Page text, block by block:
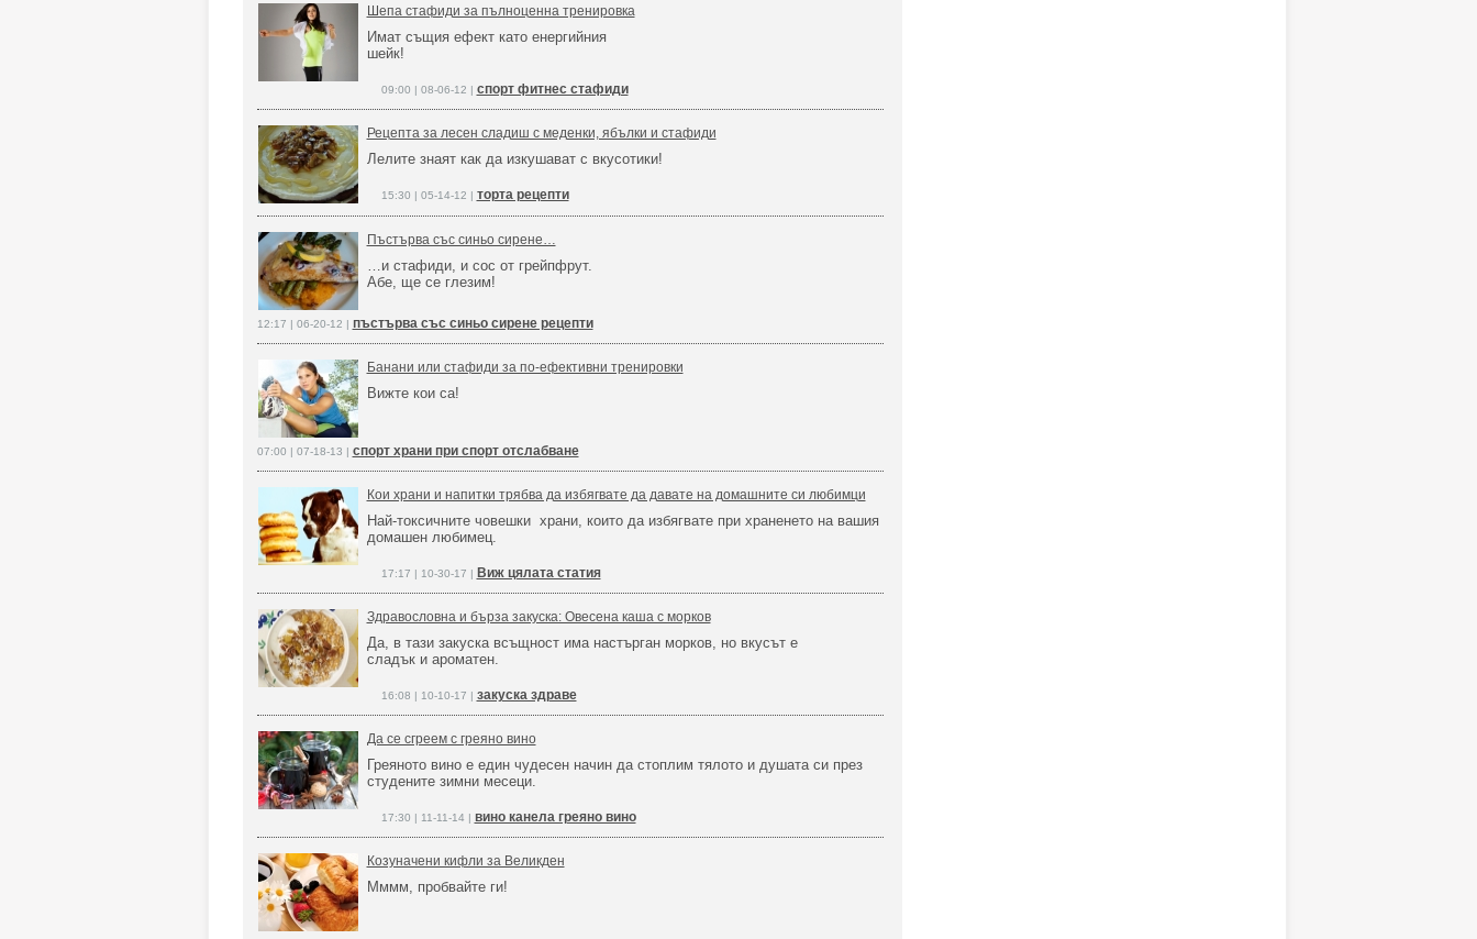
Шепа стафиди за пълноценна тренировка
Имат същия ефект като енергийния
шейк!
09:00 | 08-06-12 | спорт фитнес стафиди
Рецепта за лесен сладиш с меденки, ябълки и стафиди
Лелите знаят как да изкушават с вкусотики!
15:30 | 05-14-12 | торта рецепти
Пъстърва със синьо сирене…
…и стафиди, и сос от грейпфрут.
Абе, ще се глезим!
12:17 | 06-20-12 | пъстърва със синьо сирене рецепти
Банани или стафиди за по-ефективни тренировки
Вижте кои са!
07:00 | 07-18-13 | спорт храни при спорт отслабване
Кои храни и напитки трябва да избягвате да давате на домашните си любимци
Най-токсичните човешки храни, които да избягвате при храненето на вашия
домашен любимец.
17:17 | 10-30-17 | Виж цялата статия
Здравословна и бърза закуска: Овесена каша с морков
Да, в тази закуска всъщност има настърган морков, но вкусът е
сладък и ароматен.
16:08 | 10-10-17 | закуска здраве
Да се сгреем с греяно вино
Греяното вино е един чудесен начин да стоплим тялото и душата си през
студените зимни месеци.
17:30 | 11-11-14 | вино канела греяно вино
Козуначени кифли за Великден
Мммм, пробвайте ги!